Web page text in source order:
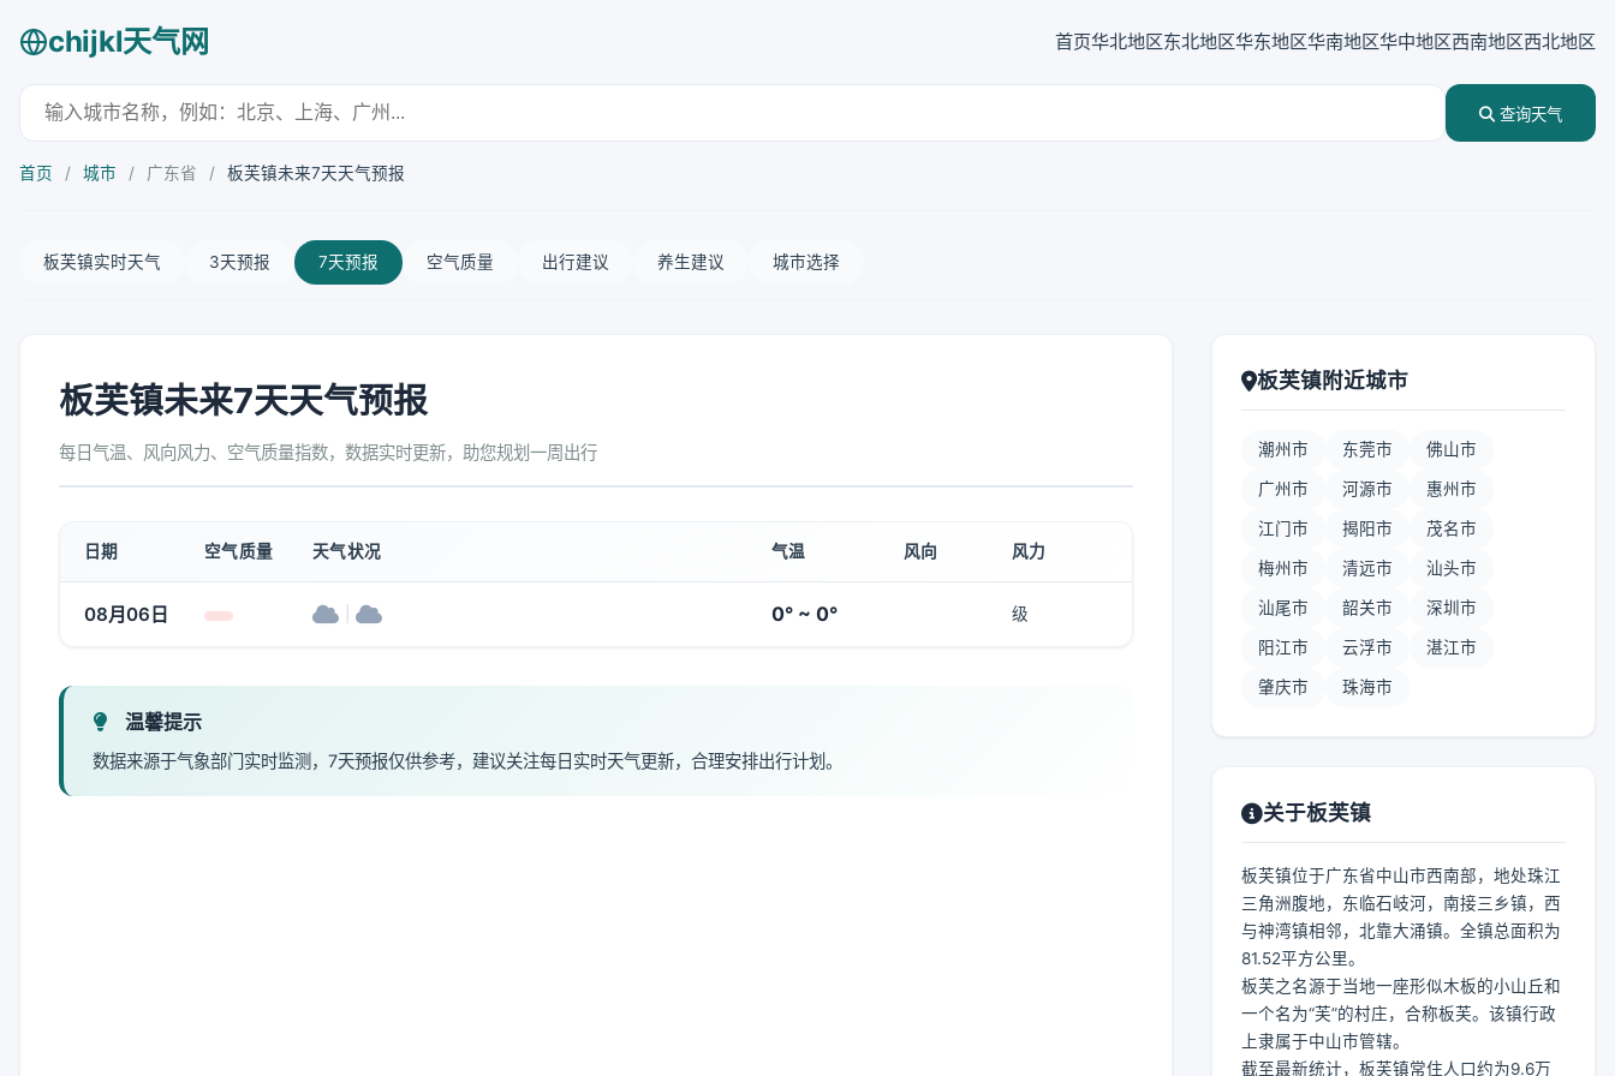
chijkl天气网 首页华北地区东北地区华东地区华南地区华中地区西南地区西北地区
查询天气
首页 / 城市 / 广东省 / 板芙镇未来7天天气预报
板芙镇实时天气 3天预报 7天预报 空气质量 出行建议 养生建议 城市选择
板芙镇未来7天天气预报
每日气温、风向风力、空气质量指数，数据实时更新，助您规划一周出行
日期 空气质量 天气状况 气温 风向 风力
08月06日 0° ~ 0° 级
温馨提示
数据来源于气象部门实时监测，7天预报仅供参考，建议关注每日实时天气更新，合理安排出行计划。
板芙镇附近城市
潮州市 东莞市 佛山市
广州市 河源市 惠州市
江门市 揭阳市 茂名市
梅州市 清远市 汕头市
汕尾市 韶关市 深圳市
阳江市 云浮市 湛江市
肇庆市 珠海市
关于板芙镇
板芙镇位于广东省中山市西南部，地处珠江
三角洲腹地，东临石岐河，南接三乡镇，西
与神湾镇相邻，北靠大涌镇。全镇总面积为
81.52平方公里。
板芙之名源于当地一座形似木板的小山丘和
一个名为“芙”的村庄，合称板芙。该镇行政
上隶属于中山市管辖。
截至最新统计，板芙镇常住人口约为9.6万